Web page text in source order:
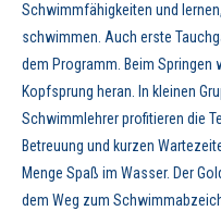
Schwimmfähigkeiten und
schwimmen. Auch erste
dem Programm. Beim Springen
Kopfsprung heran. In kleinen
Schwimmlehrer profitieren die
Betreuung und kurzen
Menge Spaß im Wasser. Der
dem Weg zum